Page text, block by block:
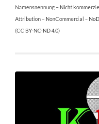
Namensnennung – Nicht
Attribution – NonCommercial –
(CC BY-NC-ND 4.0)